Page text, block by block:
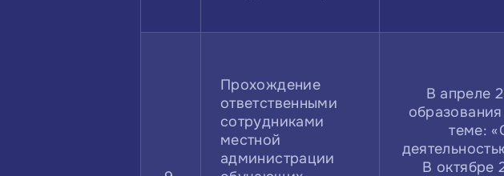
Прохождение
ответственными
сотрудниками
местной
администрации
В апреле
теме:
В октябре